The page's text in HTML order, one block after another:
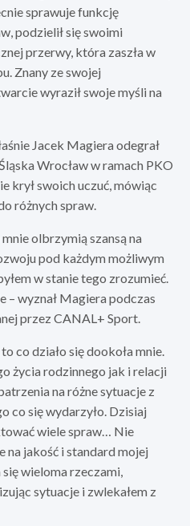
sprawuje funkcję
podzielił się swoimi
przerwy, która zaszła w
Znany ze swojej
wyraził swoje myśli na
Jacek Magiera odegrał
Wrocław w ramach PKO
krył swoich uczuć, mówiąc
różnych spraw.
olbrzymią szansą na
pod każdym możliwym
w stanie tego zrozumieć.
– wyznał Magiera podczas
przez CANAL+ Sport.
co działo się dookoła mnie.
życia rodzinnego jak i relacji
na różne sytuacje z
co się wydarzyło. Dzisiaj
wiele spraw… Nie
na jakość i standard mojej
wieloma rzeczami,
sytuacje i zwlekałem z